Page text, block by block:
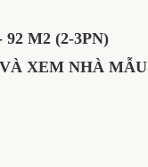
M2 (2-3PN)
XEM NHÀ MẪU